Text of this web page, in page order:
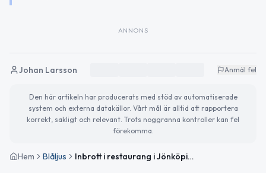
ANNONS
Johan Larsson Anmäl fel
Den här artikeln har producerats med stöd av automatiserade
system och externa datakällor. Vårt mål är alltid att rapportera
korrekt, sakligt och relevant. Trots noggranna kontroller kan fel
förekomma.
Hem Blåljus Inbrott i restaurang i Jönköping under natten